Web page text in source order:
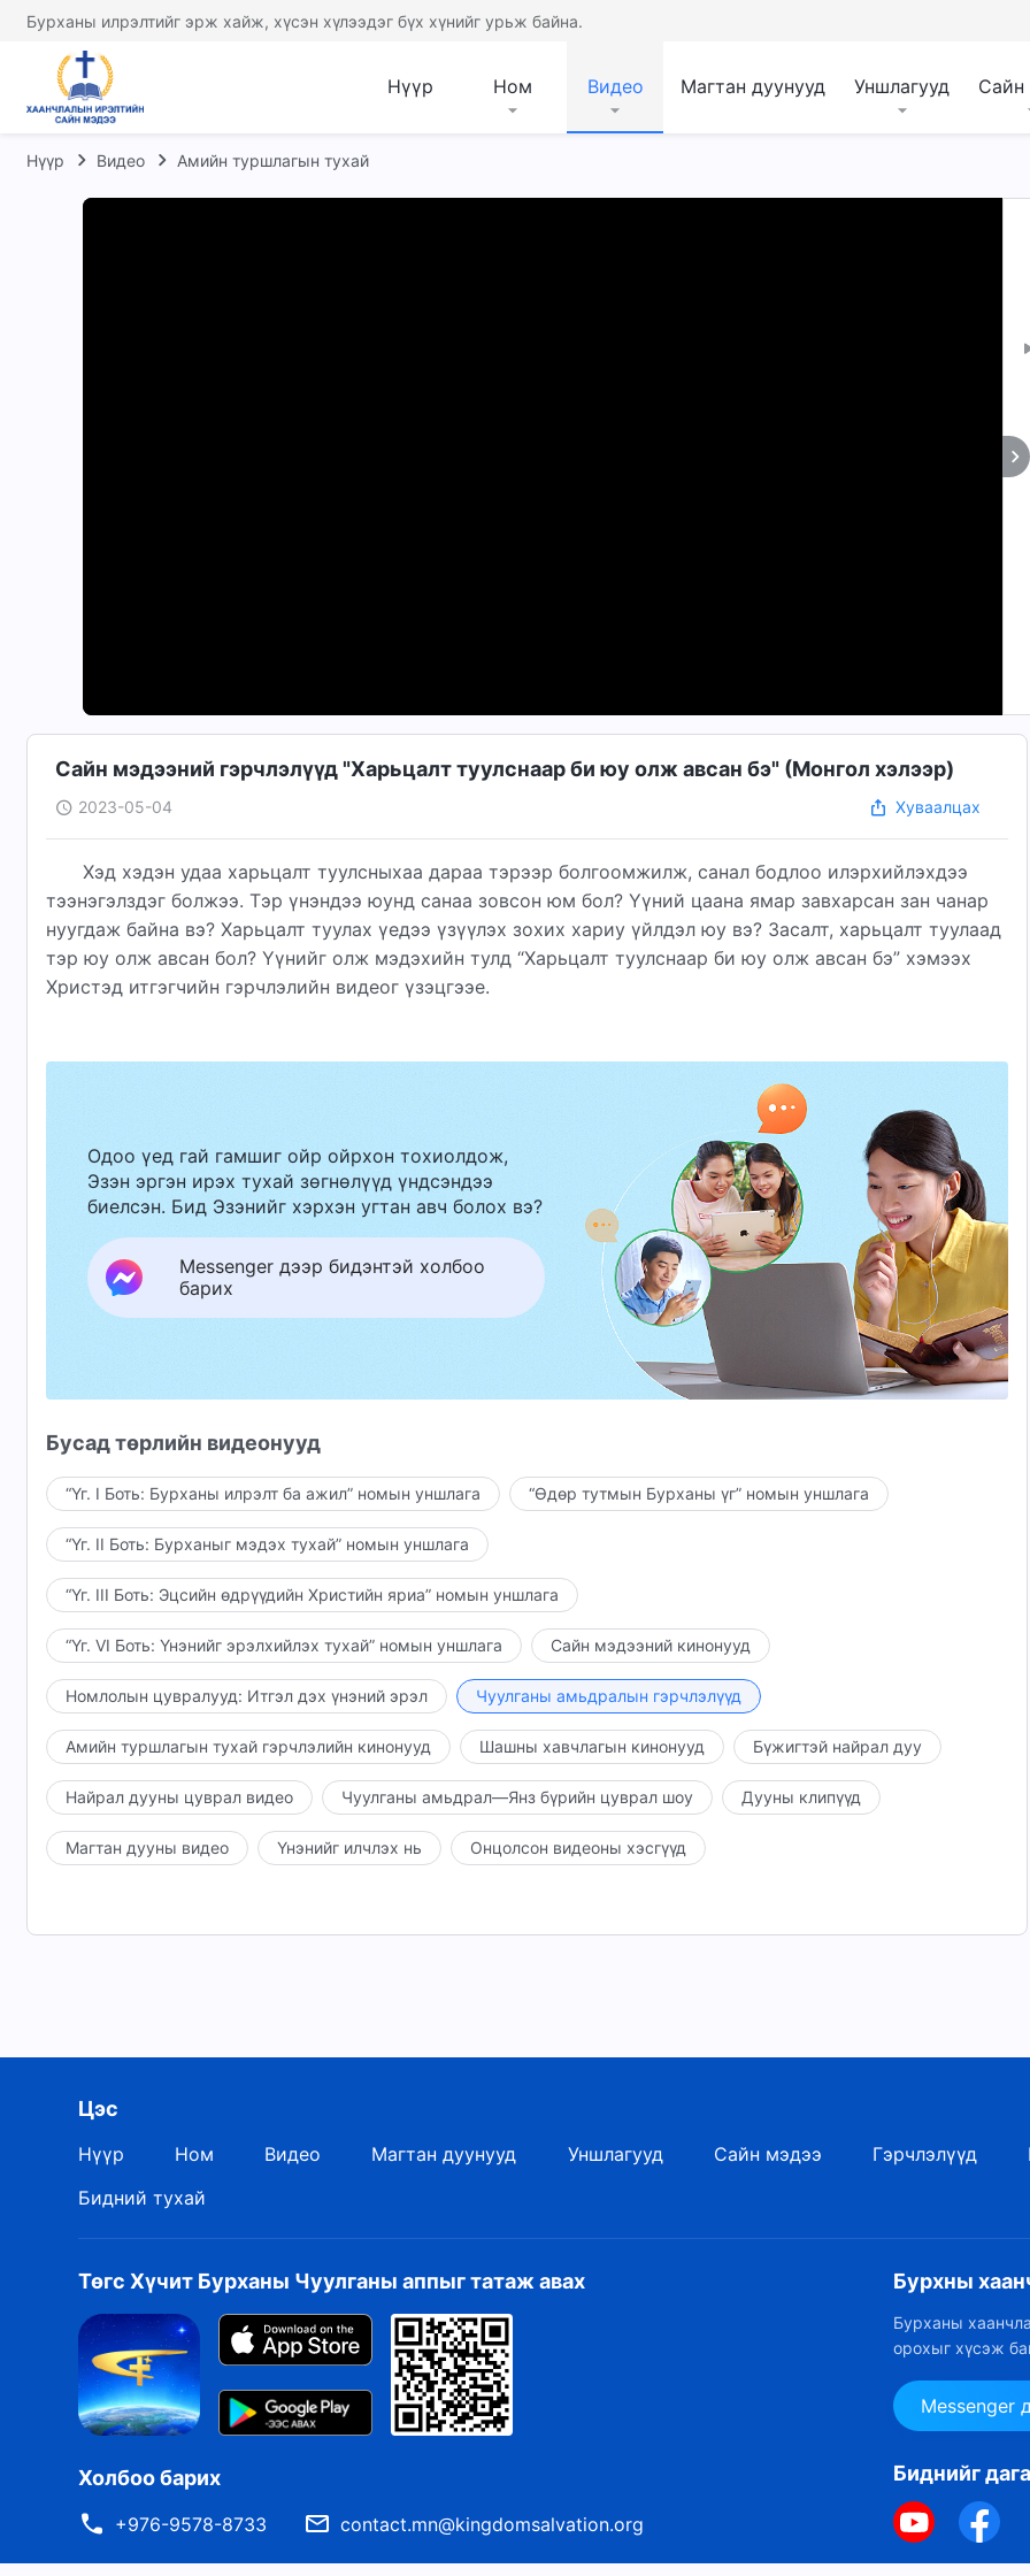
Бурханы илрэлтийг эрж хайж, хүсэн хүлээдэг бүх хүнийг урьж байна.
Нүүр Ном Видео Магтан дуунууд Уншлагууд Сайн
Нүүр Видео Амийн туршлагын тухай
Сайн мэдээний гэрчлэлүүд "Харьцалт туулснаар би юу олж авсан бэ" (Mонгол хэлээр)
2023-05-04 Хуваалцах
Хэд хэдэн удаа харьцалт туулсныхаа дараа тэрээр болгоомжилж, санал бодлоо илэрхийлэхдээ
тээнэгэлздэг болжээ. Тэр үнэндээ юунд санаа зовсон юм бол? Үүний цаана ямар завхарсан зан чанар
нуугдаж байна вэ? Харьцалт туулах үедээ үзүүлэх зохих хариу үйлдэл юу вэ? Засалт, харьцалт туулаад
тэр юу олж авсан бол? Үүнийг олж мэдэхийн тулд “Харьцалт туулснаар би юу олж авсан бэ” хэмээх
Христэд итгэгчийн гэрчлэлийн видеог үзэцгээе.
Одоо үед гай гамшиг ойр ойрхон тохиолдож,
Эзэн эргэн ирэх тухай зөгнөлүүд үндсэндээ
биелсэн. Бид Эзэнийг хэрхэн угтан авч болох вэ?
Messenger дээр бидэнтэй холбоо
барих
Бусад төрлийн видеонууд
“Үг. I Боть: Бурханы илрэлт ба ажил” номын уншлага “Өдөр тутмын Бурханы үг” номын уншлага
“Үг. II Боть: Бурханыг мэдэх тухай” номын уншлага
“Үг. III Боть: Эцсийн өдрүүдийн Христийн яриа” номын уншлага
“Үг. VI Боть: Үнэнийг эрэлхийлэх тухай” номын уншлага Сайн мэдээний кинонууд
Номлолын цувралууд: Итгэл дэх үнэний эрэл Чуулганы амьдралын гэрчлэлүүд
Амийн туршлагын тухай гэрчлэлийн кинонууд Шашны хавчлагын кинонууд Бүжигтэй найрал дуу
Найрал дууны цуврал видео Чуулганы амьдрал—Янз бүрийн цуврал шоу Дууны клипүүд
Магтан дууны видео Үнэнийг илчлэх нь Онцолсон видеоны хэсгүүд
Цэс
Нүүр Ном Видео Магтан дуунууд Уншлагууд Сайн мэдээ Гэрчлэлүүд
Бидний тухай
Төгс Хүчит Бурханы Чуулганы аппыг татаж авах
Холбоо барих
+976-9578-8733 contact.mn@kingdomsalvation.org
Бурхны
Бурханы
орохыг хүсэж
Messenger
Биднийг